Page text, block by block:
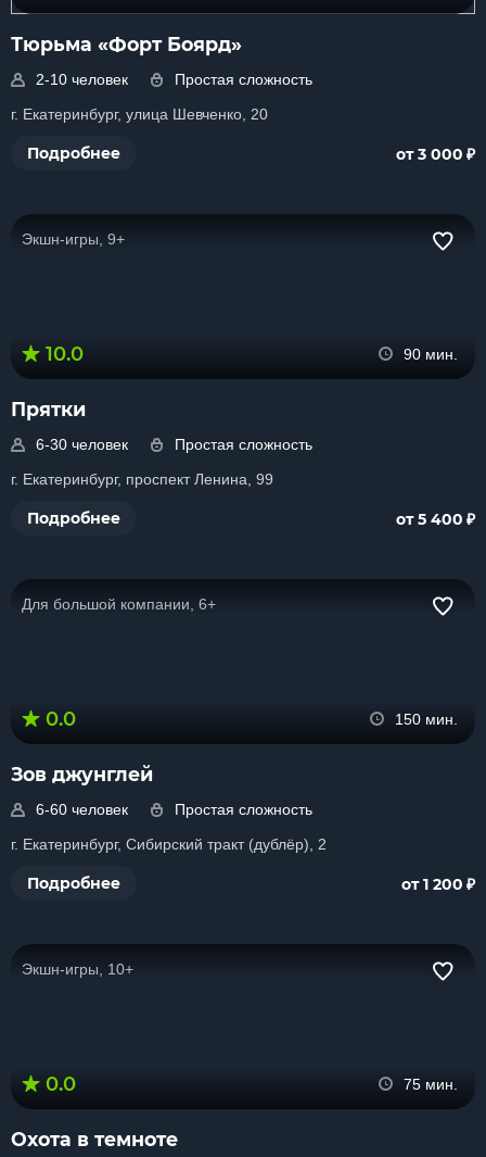
Тюрьма «Форт Боярд»
2-10 человек
Простая сложность
г. Екатеринбург, улица Шевченко, 20
Подробнее от 3 000 ₽
Экшн-игры, 9+
10.0 90 мин.
Прятки
6-30 человек
Простая сложность
г. Екатеринбург, проспект Ленина, 99
Подробнее от 5 400 ₽
Для большой компании, 6+
0.0 150 мин.
Зов джунглей
6-60 человек
Простая сложность
г. Екатеринбург, Сибирский тракт (дублёр), 2
Подробнее от 1 200 ₽
Экшн-игры, 10+
0.0 75 мин.
Охота в темноте